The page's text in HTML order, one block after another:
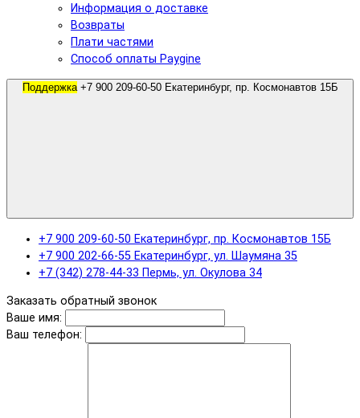
Информация о доставке
Возвраты
Плати частями
Способ оплаты Paygine
Поддержка
+7 900 209-60-50 Екатеринбург, пр. Космонавтов 15Б
+7 900 202-66-55 Екатеринбург, ул. Шаумяна 35
+7 (342) 278-44-33 Пермь, ул. Окулова 34
Заказать обратный звонок
Ваше имя:
Ваш телефон: